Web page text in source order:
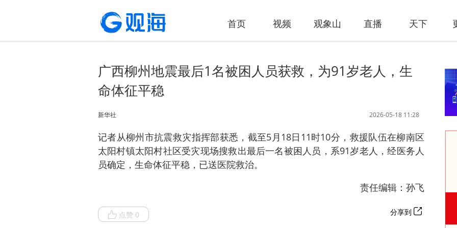
首页 视频 观象山 直播 天下
广西柳州地震最后1名被困人员获救，为91岁老人，生
命体征平稳
2026-05-18 11:28
新华社
记者从柳州市抗震救灾指挥部获悉，截至5月18日11时10分，救援队伍在柳南区
太阳村镇太阳村社区受灾现场搜救出最后一名被困人员，系91岁老人，经医务人
员确定，生命体征平稳，已送医院救治。
责任编辑：孙飞
点赞 0 分享到